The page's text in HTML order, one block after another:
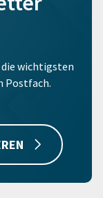
wichtigsten
Postfach.